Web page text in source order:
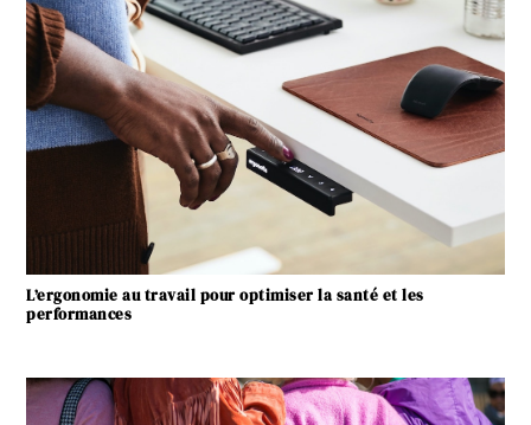
L’ergonomie au travail pour optimiser la santé et les
performances